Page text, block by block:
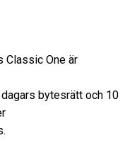
Classic One är
bytesrätt och 10